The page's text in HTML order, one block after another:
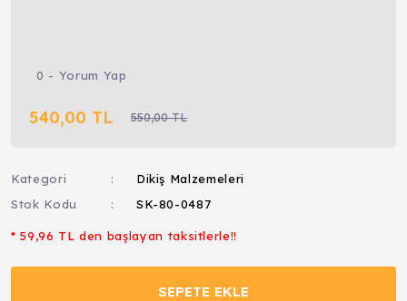
0 - Yorum Yap
540,00 TL 550,00 TL
Kategori
Dikiş Malzemeleri
Stok Kodu
SK-80-0487
* 59,96 TL den başlayan taksitlerle!!
SEPETE EKLE